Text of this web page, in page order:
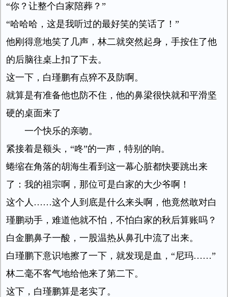
“你？让整个白家陪葬？”
“哈哈哈，这是我听过的最好笑的笑话了！”
他刚得意地笑了几声，林二就突然起身，手按住了他
的后脑往桌上扣了下去。
这一下，白瑾鹏有点猝不及防啊。
就算是有准备他也防不住，他的鼻梁很快就和平滑坚
硬的桌面来了
一个快乐的亲吻。
紧接着是额头，“咚”的一声，特别的响。
蜷缩在角落的胡海生看到这一幕心脏都快要跳出来
了：我的祖宗啊，那位可是白家的大少爷啊！
这个人……这个人到底是什么来头啊，他竟然敢对白
瑾鹏动手，难道他就不怕，不怕白家的秋后算账吗？
白金鹏鼻子一酸，一股温热从鼻孔中流了出来。
白瑾鹏下意识地擦了一下，就发现是血，“尼玛……”
林二毫不客气地给他来了第二下。
这下，白瑾鹏算是老实了。